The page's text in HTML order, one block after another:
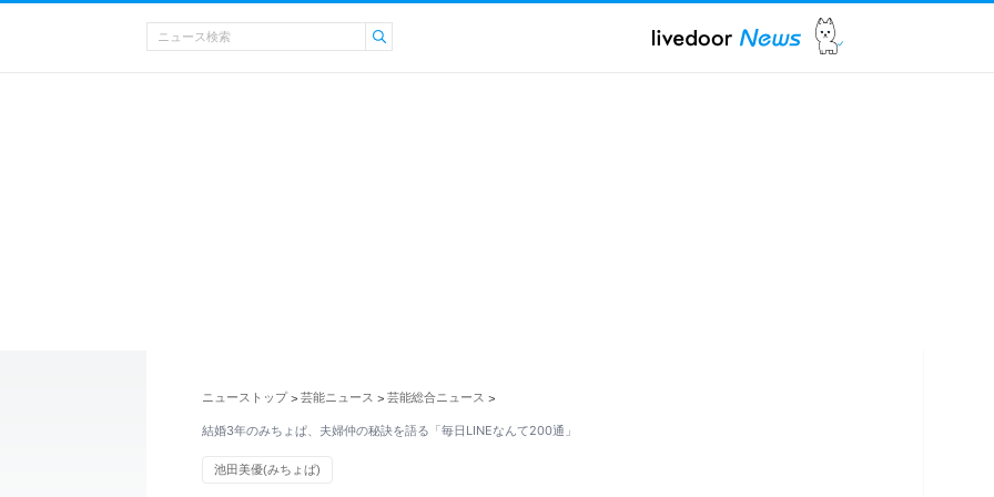
ニューストップ > 芸能ニュース > 芸能総合ニュース >
結婚3年のみちょぱ、夫婦仲の秘訣を語る「毎日LINEなんて200通」
池田美優(みちょぱ)